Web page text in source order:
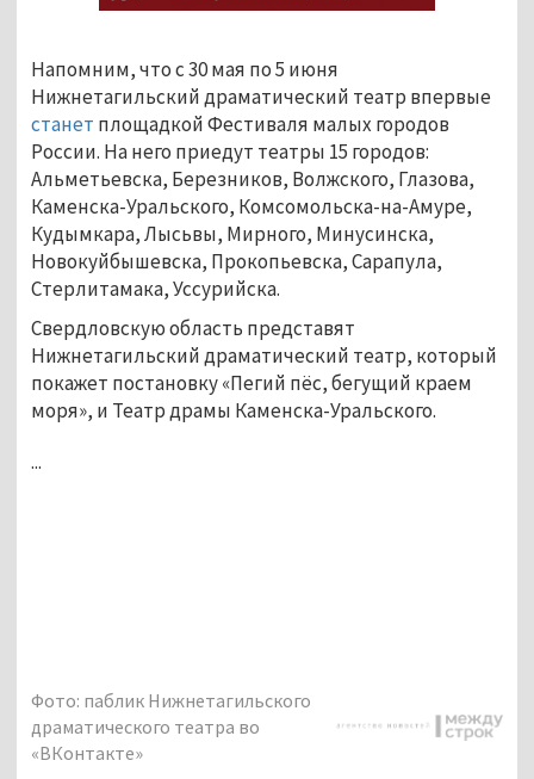
Напомним, что с 30 мая по 5 июня
Нижнетагильский драматический театр впервые
станет площадкой Фестиваля малых городов
России. На него приедут театры 15 городов:
Альметьевска, Березников, Волжского, Глазова,
Каменска-Уральского, Комсомольска-на-Амуре,
Кудымкара, Лысьвы, Мирного, Минусинска,
Новокуйбышевска, Прокопьевска, Сарапула,
Стерлитамака, Уссурийска.
Свердловскую область представят
Нижнетагильский драматический театр, который
покажет постановку «Пегий пёс, бегущий краем
моря», и Театр драмы Каменска-Уральского.
...
Фото: паблик Нижнетагильского
драматического театра во
«ВКонтакте»